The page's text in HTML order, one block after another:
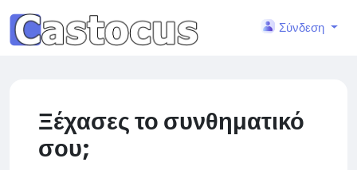
Σύνδεση
Ξέχασες το συνθηματικό
σου;